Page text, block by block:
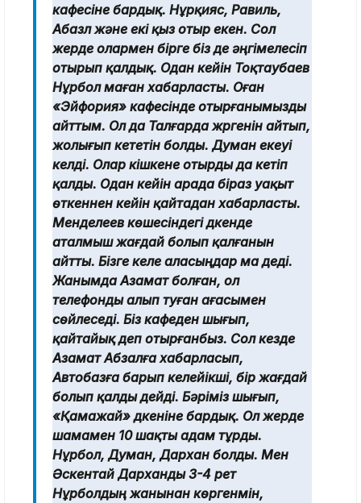
кафесіне бардық. Нұрқияс, Равиль,
Абазл және екі қыз отыр екен. Сол
жерде олармен бірге біз де әңгімелесіп
отырып қалдық. Одан кейін Тоқтаубаев
Нұрбол маған хабарласты. Оған
«Эйфория» кафесінде отырғанымызды
айттым. Ол да Талғарда жүргенін айтып,
жолығып кететін болды. Думан екеуі
келді. Олар кішкене отырды да кетіп
қалды. Одан кейін арада біраз уақыт
өткеннен кейін қайтадан хабарласты.
Менделеев көшесіндегі дүкенде
аталмыш жағдай болып қалғанын
айтты. Бізге келе аласыңдар ма деді.
Жанымда Азамат болған, ол
телефонды алып туған ағасымен
сөйлеседі. Біз кафеден шығып,
қайтайық деп отырғанбыз. Сол кезде
Азамат Абзалға хабарласып,
Автобазға барып келейікші, бір жағдай
болып қалды дейді. Бәріміз шығып,
«Қамажай» дүкеніне бардық. Ол жерде
шамамен 10 шақты адам тұрды.
Нұрбол, Думан, Дархан болды. Мен
Әскентай Дарханды 3-4 рет
Нұрболдың жанынан көргенмін,